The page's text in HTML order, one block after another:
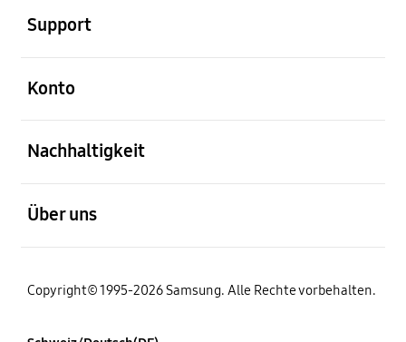
Support
Konto
Nachhaltigkeit
Über uns
Copyright© 1995-2026 Samsung. Alle Rechte vorbehalten.